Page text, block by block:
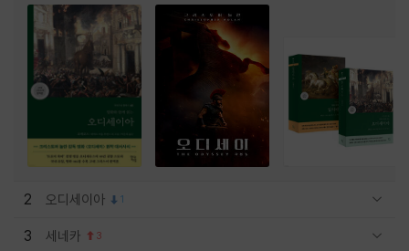
2 오디세이아 1
3 세네카 3